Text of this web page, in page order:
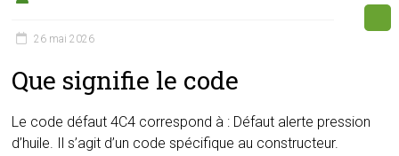
26 mai 2026
Que signifie le code
Le code défaut 4C4 correspond à : Défaut alerte pression
d’huile. Il s’agit d’un code spécifique au constructeur.